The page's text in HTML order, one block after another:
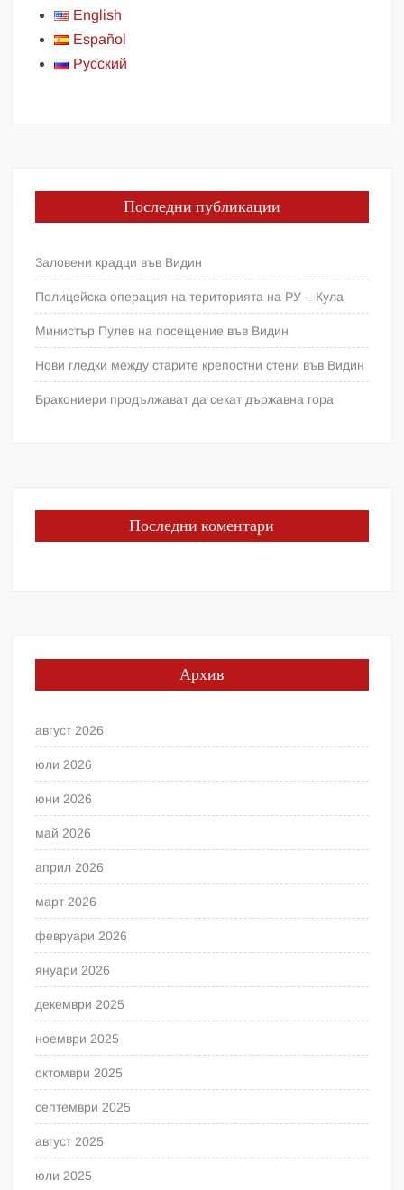
English
Español
Русский
Последни публикации
Заловени крадци във Видин
Полицейска операция на територията на РУ – Кула
Министър Пулев на посещение във Видин
Нови гледки между старите крепостни стени във Видин
Бракониери продължават да секат държавна гора
Последни коментари
Архив
август 2026
юли 2026
юни 2026
май 2026
април 2026
март 2026
февруари 2026
януари 2026
декември 2025
ноември 2025
октомври 2025
септември 2025
август 2025
юли 2025